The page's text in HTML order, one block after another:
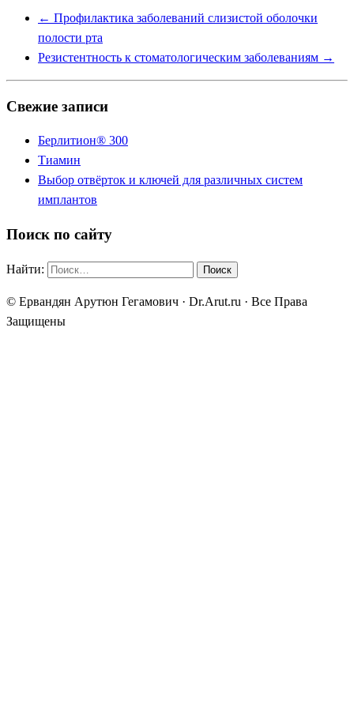
← Профилактика заболеваний слизистой оболочки
полости рта
Резистентность к стоматологическим заболеваниям →
Свежие записи
Берлитион® 300
Тиамин
Выбор отвёрток и ключей для различных систем
имплантов
Поиск по сайту
Найти:
© Ервандян Арутюн Гегамович · Dr.Arut.ru · Все Права
Защищены